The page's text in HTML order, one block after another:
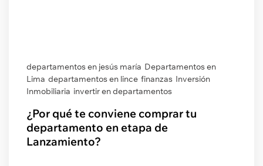
departamentos en jesús maría Departamentos en
Lima departamentos en lince finanzas Inversión
Inmobiliaria invertir en departamentos
¿Por qué te conviene comprar tu
departamento en etapa de
Lanzamiento?